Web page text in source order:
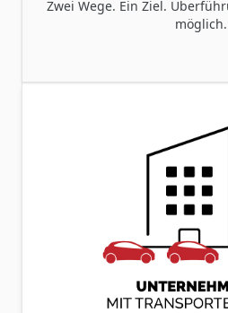
Zwei Wege. Ein Ziel.
möglich.